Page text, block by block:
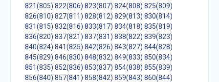
821(805) 822(806) 823(807) 824(808) 825(809)
826(810) 827(811) 828(812) 829(813) 830(814)
831(815) 832(816) 833(817) 834(818) 835(819)
836(820) 837(821) 837(831) 838(822) 839(823)
840(824) 841(825) 842(826) 843(827) 844(828)
845(829) 846(830) 848(832) 849(833) 850(834)
851(835) 852(836) 853(837) 854(838) 855(839)
856(840) 857(841) 858(842) 859(843) 860(844)